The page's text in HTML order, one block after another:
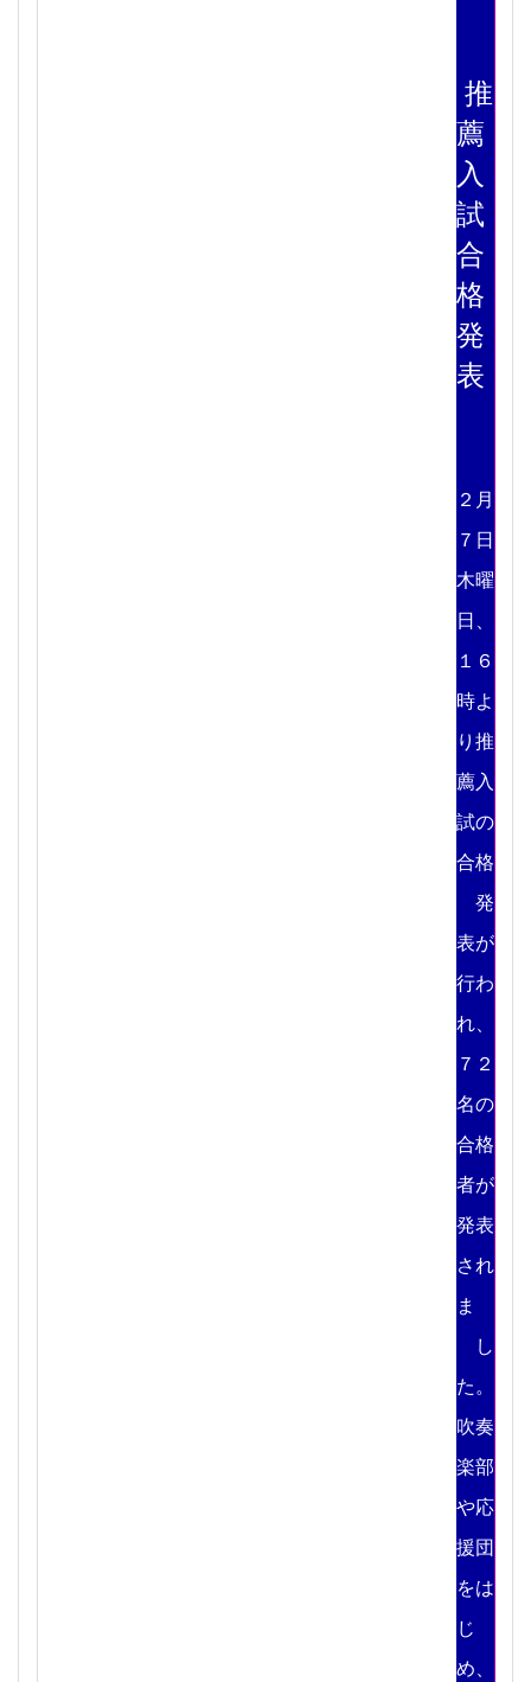
推
薦
入
試
合
格
発
表
２月
７日
木曜
日、
１６
時よ
り推
薦入
試の
合格
発
表が
行わ
れ、
７２
名の
合格
者が
発表
され
ま
し
た。
吹奏
楽部
や応
援団
をは
じ
め、